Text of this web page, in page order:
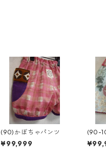
(90)かぼちゃパンツ
¥99,999
(90-
カー